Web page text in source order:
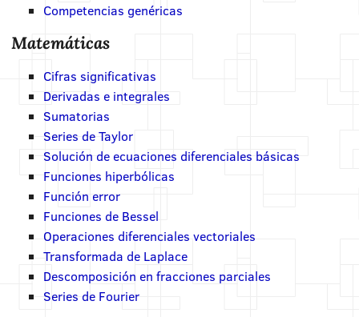
Competencias genéricas
Matemáticas
Cifras significativas
Derivadas e integrales
Sumatorias
Series de Taylor
Solución de ecuaciones diferenciales básicas
Funciones hiperbólicas
Función error
Funciones de Bessel
Operaciones diferenciales vectoriales
Transformada de Laplace
Descomposición en fracciones parciales
Series de Fourier